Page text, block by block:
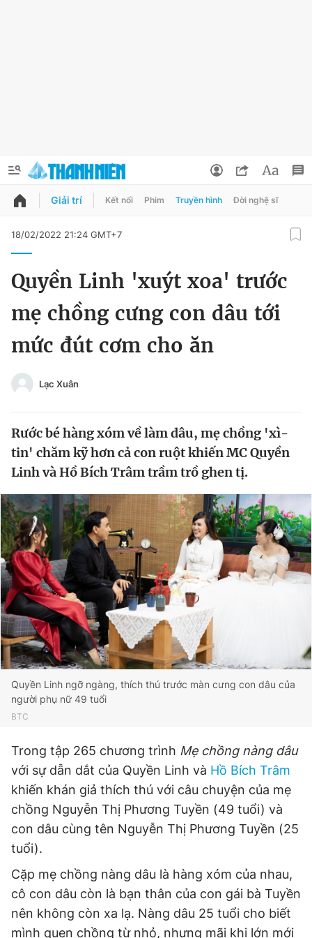
QUẢNG CÁO
Chuyên mục
Chuyên mục khác
Video Magazine
Sản phẩm khác
Tiện ích Bạn cần biết
Thông tin tòa soạn Liên hệ quảng cáo
Theo dõi báo trên
0906 645 777
Liên hệ quảng cáo
0908 780 404
Đặt báo
Tổng biên tập: Nguyễn Ngọc Toàn
Phó tổng biên tập thường trực: Hải Thành
Phó tổng biên tập: Lâm Hiếu Dũng
Phó tổng biên tập: Trần Việt Hưng
Tổng thư ký tòa soạn: Đức Trung
Đổi mật khẩu
Tin đã lưu
Tin đã xem
Đăng xuất
Giải trí Kết nối Phim Truyền hình Đời nghệ sĩ
18/02/2022 21:24 GMT+7
Quyền Linh 'xuýt xoa' trước
mẹ chồng cưng con dâu tới
mức đút cơm cho ăn
Lạc Xuân
Rước bé hàng xóm về làm dâu, mẹ chồng 'xì-
tin' chăm kỹ hơn cả con ruột khiến MC Quyền
Linh và Hồ Bích Trâm trầm trồ ghen tị.
Quyền Linh ngỡ ngàng, thích thú trước màn cưng con dâu của
người phụ nữ 49 tuổi
BTC
Trong tập 265 chương trình Mẹ chồng nàng dâu
với sự dẫn dắt của Quyền Linh và Hồ Bích Trâm
khiến khán giả thích thú với câu chuyện của mẹ
chồng Nguyễn Thị Phương Tuyền (49 tuổi) và
con dâu cùng tên Nguyễn Thị Phương Tuyền (25
tuổi).
Cặp mẹ chồng nàng dâu là hàng xóm của nhau,
cô con dâu còn là bạn thân của con gái bà Tuyền
nên không còn xa lạ. Nàng dâu 25 tuổi cho biết
mình quen chồng từ nhỏ, nhưng mãi khi lớn mới